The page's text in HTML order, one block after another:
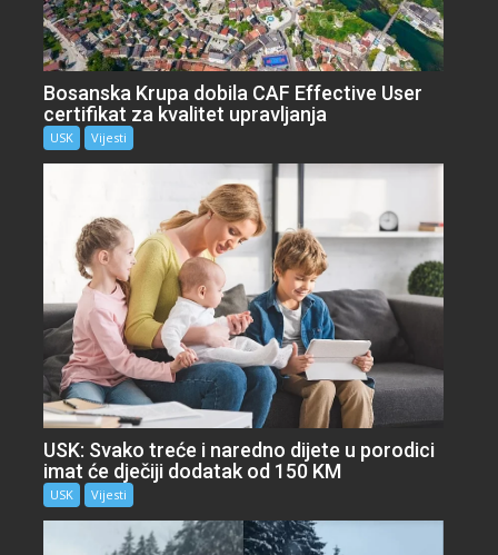
Bosanska Krupa dobila CAF Effective User
certifikat za kvalitet upravljanja
USK Vijesti
USK: Svako treće i naredno dijete u porodici
imat će dječiji dodatak od 150 KM
USK Vijesti